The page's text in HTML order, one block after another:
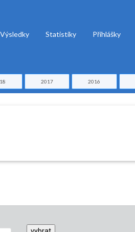
Výsledky Statistiky Přihlášky
2017 2016